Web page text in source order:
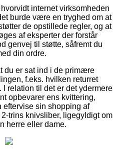
internet virksomheden
burde være en tryghed om at
de opstillede regler, og at
af eksperter der forstår
genvej til støtte, såfremt du
din ordre.
du er sat ind i de primære
f.eks. hvilken returret
I relation til det er det ydermere
opbevarer ens kvittering,
eftervise sin shopping af
2-trins knivsliber, ligegyldigt om
herre eller dame.